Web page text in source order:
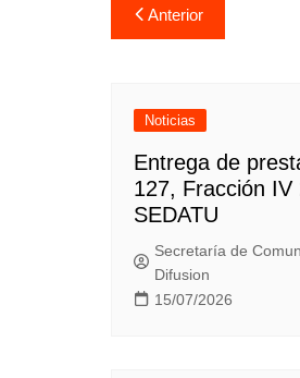
Navegación
de
Anterior
Noticias
Entrega de
127, Fracción IV
SEDATU
Secretaría de
Difusion
15/07/2026